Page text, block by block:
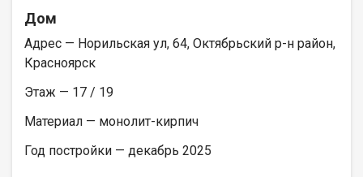
Дом
Адрес — Норильская ул, 64, Октябрьский р-н район,
Красноярск
Этаж — 17 / 19
Материал — монолит-кирпич
Год постройки — декабрь 2025